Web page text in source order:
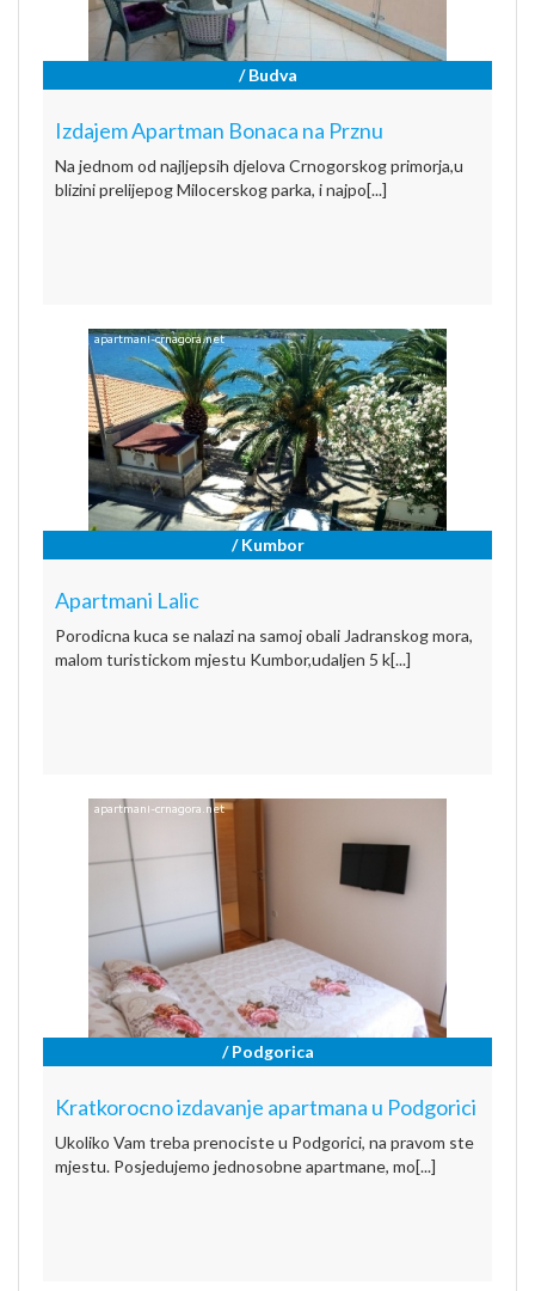
/ Budva
Izdajem Apartman Bonaca na Prznu
Na jednom od najljepsih djelova Crnogorskog primorja,u
blizini prelijepog Milocerskog parka, i najpo[...]
/ Kumbor
Apartmani Lalic
Porodicna kuca se nalazi na samoj obali Jadranskog mora,
malom turistickom mjestu Kumbor,udaljen 5 k[...]
/ Podgorica
Kratkorocno izdavanje apartmana u Podgorici
Ukoliko Vam treba prenociste u Podgorici, na pravom ste
mjestu. Posjedujemo jednosobne apartmane, mo[...]